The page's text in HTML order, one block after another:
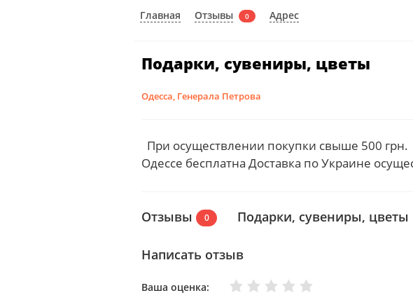
Главная Отзывы 0 Адрес
Подарки, сувениры, цветы
Одесса, Генерала Петрова
При осуществлении покупки свыше 500 грн.
Одессе бесплатна Доставка по Украине
Отзывы 0 Подарки, сувениры, цветы
Написать отзыв
Ваша оценка: Отлично
Хорошо
Нормально
Плохо
Очень плохо